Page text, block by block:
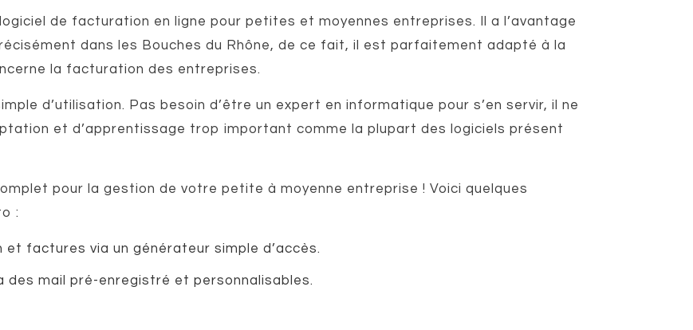
de facturation en ligne pour petites et moyennes entreprises. Il a l’avantage
dans les Bouches du Rhône, de ce fait, il est parfaitement adapté à la
la facturation des entreprises.
d’utilisation. Pas besoin d’être un expert en informatique pour s’en servir, il ne
et d’apprentissage trop important comme la plupart des logiciels présent
pour la gestion de votre petite à moyenne entreprise ! Voici quelques
:
factures via un générateur simple d’accès.
des mail pré-enregistré et personnalisables.